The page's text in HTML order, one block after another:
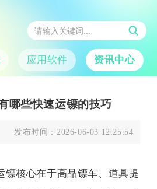
应用软件 资讯中心
哪些快速运镖的技巧
发布时间： 2026-06-03 12:25:54
镖核心在于高品镖车、道具提